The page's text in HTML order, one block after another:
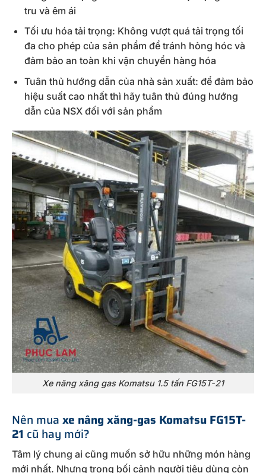
tru và êm ái
Tối ưu hóa tải trọng: Không vượt quá tải trọng tối
đa cho phép của sản phẩm để tránh hỏng hóc và
đảm bảo an toàn khi vận chuyển hàng hóa
Tuân thủ hướng dẫn của nhà sản xuất: để đảm bảo
hiệu suất cao nhất thì hãy tuân thủ đúng hướng
dẫn của NSX đối với sản phẩm
Xe nâng xăng gas Komatsu 1.5 tấn FG15T-21
Nên mua xe nâng xăng-gas Komatsu FG15T-
21 cũ hay mới?
Tâm lý chung ai cũng muốn sở hữu những món hàng
mới nhất. Nhưng trong bối cảnh người tiêu dùng còn